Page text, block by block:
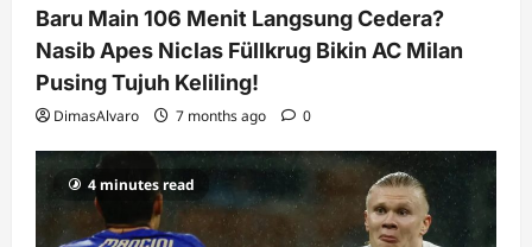
Baru Main 106 Menit Langsung Cedera?
Nasib Apes Niclas Füllkrug Bikin AC Milan
Pusing Tujuh Keliling!
DimasAlvaro 7 months ago 0
4 minutes read